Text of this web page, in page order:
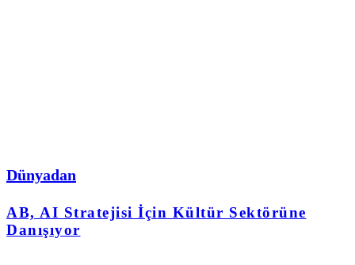
Dünyadan
AB, AI Stratejisi İçin Kültür Sektörüne
Danışıyor